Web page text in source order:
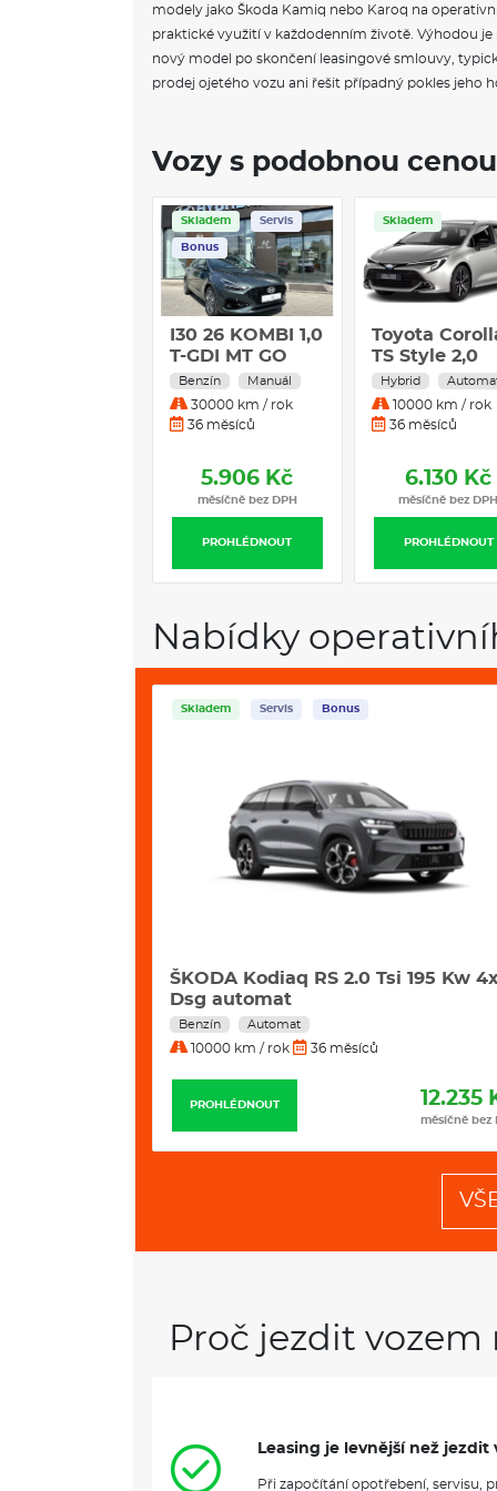
modely jako Škoda Kamiq nebo Karoq na
praktické využití v každodenním životě. Výhodou
nový model po skončení leasingové smlouvy,
prodej ojetého vozu ani řešit případný pokles jeho
Vozy s podobnou cenou
Skladem Servis
Bonus
I30 26 KOMBI 1,0
T-GDI MT GO
CZECH!
Benzín Manuál
30000 km / rok
36 měsíců
PROHLÉDNOUT
5.906 Kč
měsíčně bez DPH
Skladem
Toyota
TS Style 2,0
Hybrid
10000 km / rok
36 měsíců
PROHLÉDNOUT
6.130 Kč
měsíčně bez DPH
Nabídky
Servis Bonus
VW Tayron 2,0 Tdi 142 kW 4motion
Line DSG automat
Nafta Automat
10000 km / rok 36 měsíců
PROHLÉDNOUT 11.989
měsíčně bez
Proč jezdit
Leasing je levnější než
Při započítání opotřebení, servisu,